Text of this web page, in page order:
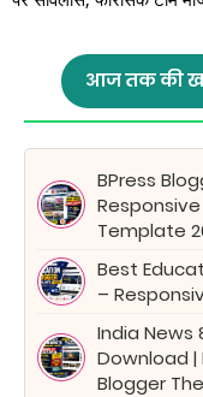
आज तक की
BPress
Template
Best
–
India News
Download |
Blogger